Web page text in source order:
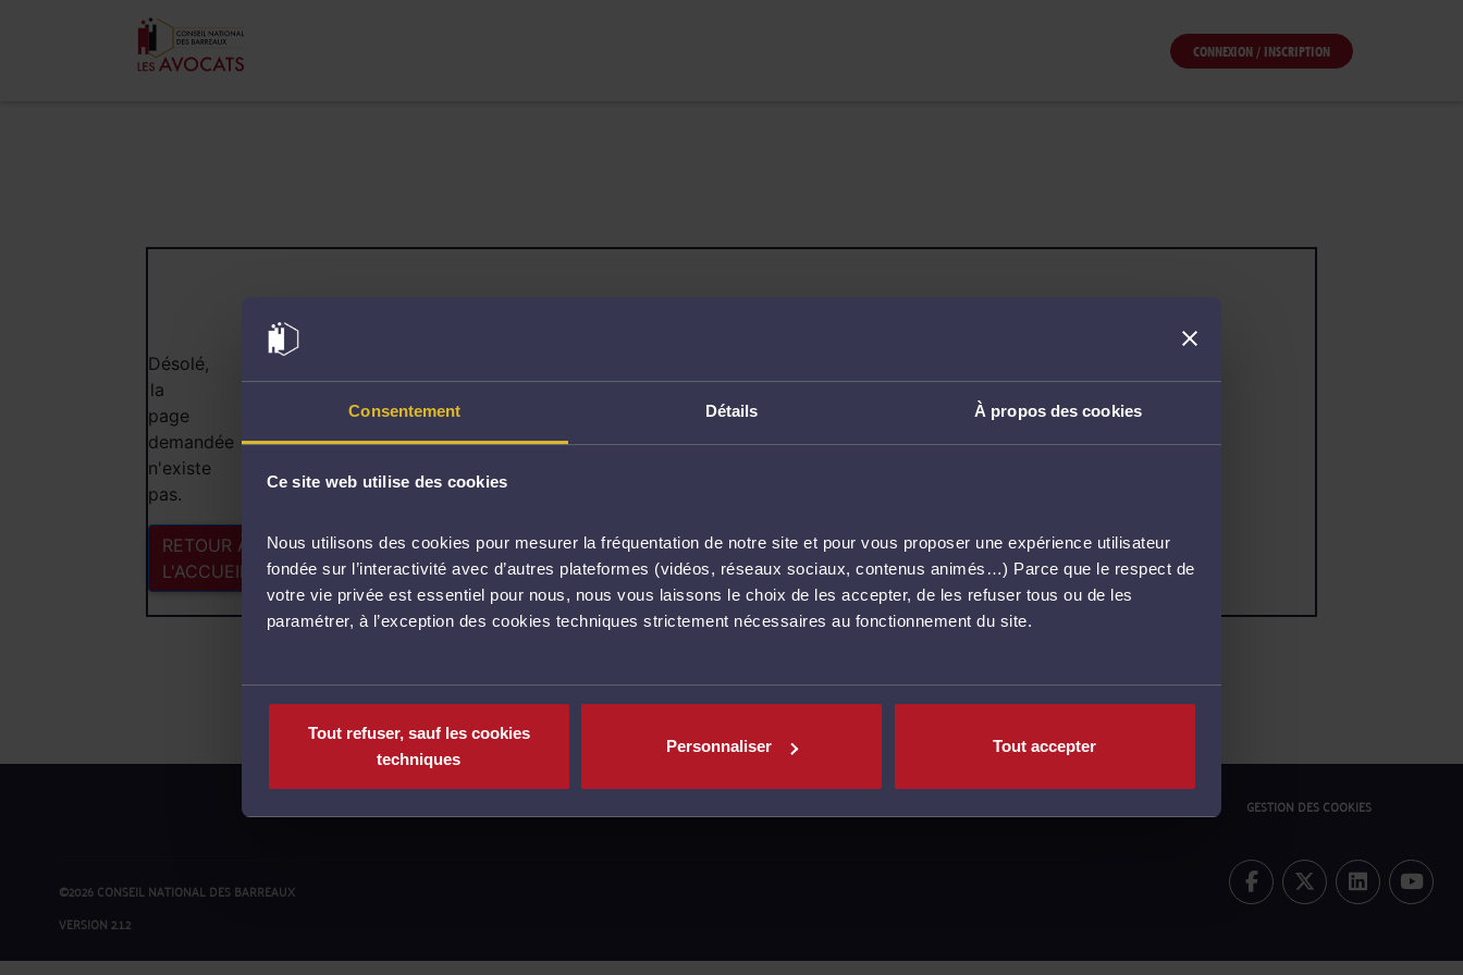
Consentement Détails À propos des cookies
Ce site web utilise des cookies
Nous utilisons des cookies pour mesurer la fréquentation de notre site et pour vous proposer une expérience utilisateur
fondée sur l’interactivité avec d’autres plateformes (vidéos, réseaux sociaux, contenus animés…) Parce que le respect de
votre vie privée est essentiel pour nous, nous vous laissons le choix de les accepter, de les refuser tous ou de les
paramétrer, à l’exception des cookies techniques strictement nécessaires au fonctionnement du site.
Tout refuser, sauf les cookies
techniques
Personnaliser Tout accepter
CONNEXION / INSCRIPTION
404
Désolé,
la
page
demandée
n'existe
pas.
RETOUR À
L'ACCUEIL
GESTION DES COOKIES
©2026 CONSEIL NATIONAL DES BARREAUX
VERSION 2.1.2